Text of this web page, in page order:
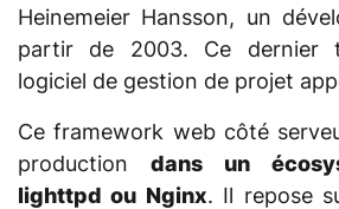
Heinemeier Hansson, un
partir de 2003. Ce dernier
logiciel de gestion de projet
Ce framework web côté
production dans un
lighttpd ou Nginx. Il repose